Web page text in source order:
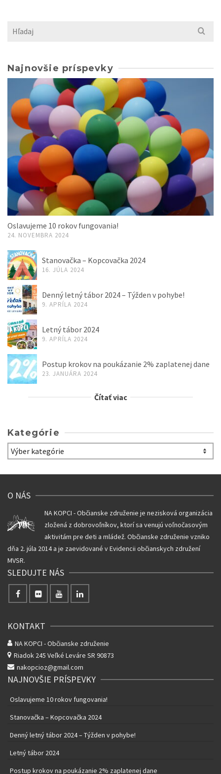
Search
Najnovšie príspevky
Oslavujeme 10 rokov fungovania!
24. NOVEMBRA 2024
Stanovačka – Kopcovačka 2024
16. JÚLA 2024
Denný letný tábor 2024 – Týžden v pohybe!
9. APRÍLA 2024
Letný tábor 2024
9. APRÍLA 2024
Postup krokov na poukázanie 2% zaplatenej dane
23. JANUÁRA 2024
Čítať viac
Kategórie
Kategórie
O NÁS
NA KOPCI - Občianske združenie je nezisková organizácia
zložená z dobrovoľníkov, ktorí sa venujú voľnočasovým
aktivitám pre deti a mládež. Občianske združenie vzniko
dňa 2. júla 2014 a je zaevidované v Evidencii občianskych združení
MVSR.
SLEDUJTE NÁS
KONTAKT
NA KOPCI - Občianske združenie
Riadok 245 Veľké Leváre SR 90873
nakopcioz@gmail.com
NAJNOVŠIE PRÍSPEVKY
Oslavujeme 10 rokov fungovania!
Stanovačka – Kopcovačka 2024
Denný letný tábor 2024 – Týžden v pohybe!
Letný tábor 2024
Postup krokov na poukázanie 2% zaplatenej dane